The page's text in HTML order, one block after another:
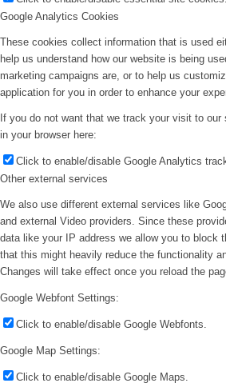
Google Analytics Cookies
These cookies collect information that is used
help us understand how our website is being
marketing campaigns are, or to help us
application for you in order to enhance your
If you do not want that we track your visit to
in your browser here:
Click to enable/disable Google Analytics
Other external services
We also use different external services like
and external Video providers. Since these
data like your IP address we allow you to block
that this might heavily reduce the functionality
Changes will take effect once you reload the
Google Webfont Settings:
Click to enable/disable Google Webfonts.
Google Map Settings:
Click to enable/disable Google Maps.